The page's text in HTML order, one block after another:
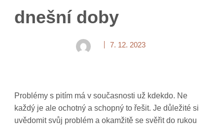
dnešní doby
7. 12. 2023
Problémy s pitím má v současnosti už kdekdo. Ne
každý je ale ochotný a schopný to řešit. Je důležité si
uvědomit svůj problém a okamžitě se svěřit do rukou